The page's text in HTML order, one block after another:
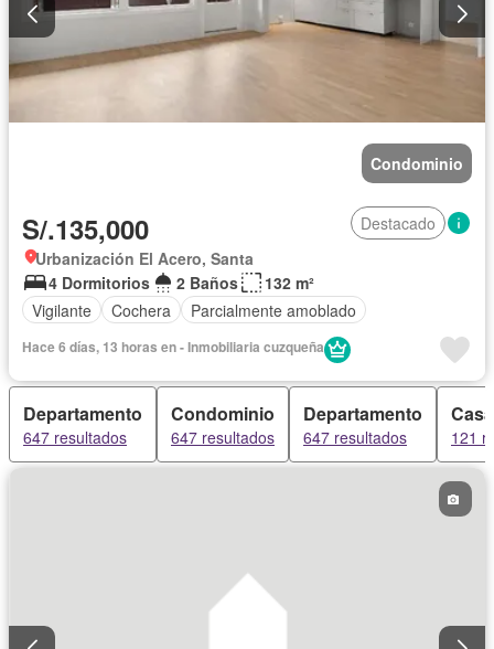
Condominio
S/.135,000
Destacado
Urbanización El Acero, Santa
4 Dormitorios
2 Baños
132 m²
Vigilante
Cochera Parcialmente amoblado
Hace 6 días, 13 horas en - Inmobiliaria cuzqueña
Departamento
647 resultados
Condominio
647 resultados
Departamento
647 resultados
Casa
121